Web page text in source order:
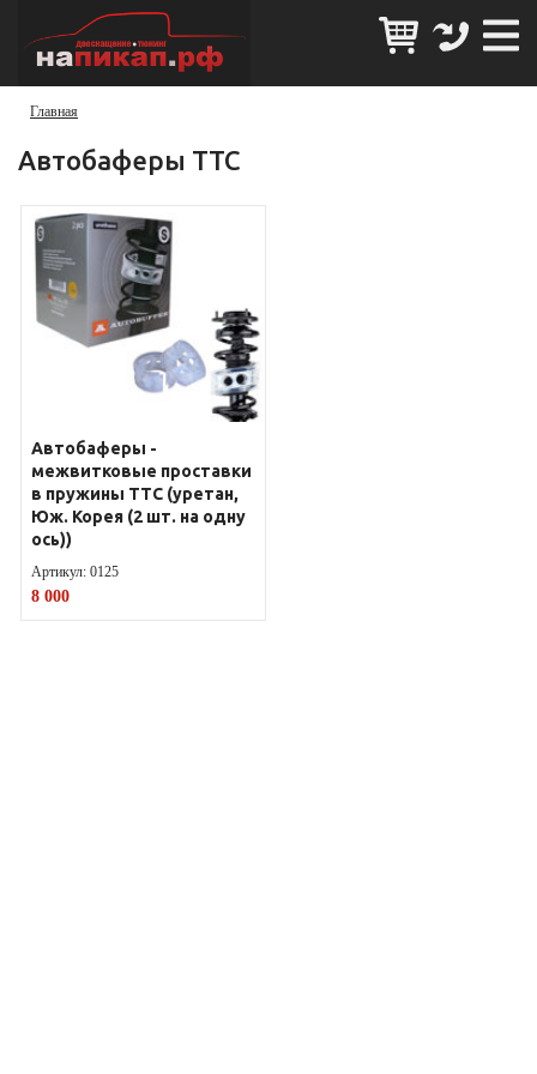
Главная
Автобаферы ТТС
Автобаферы -
межвитковые проставки
в пружины TТC (уретан,
Юж. Корея (2 шт. на одну
ось))
Артикул: 0125
8 000